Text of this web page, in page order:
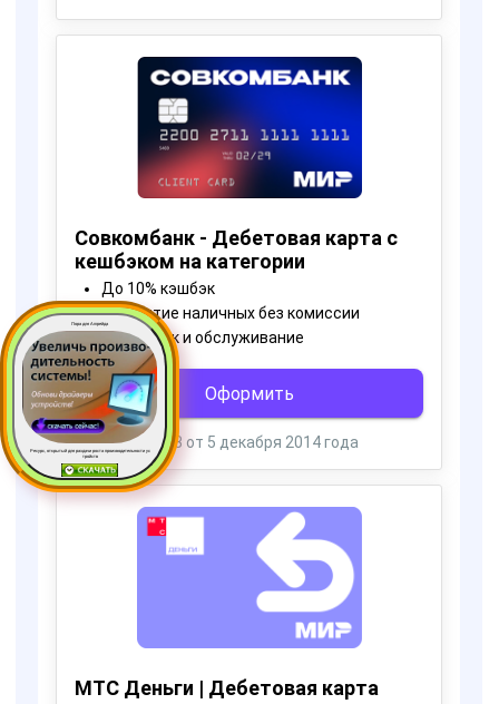
Пора для Апгрейда
Ресурс, открытый для раздачи роста производительности ус
тройств